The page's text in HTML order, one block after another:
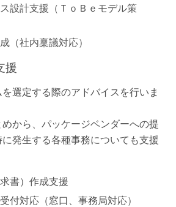
設計支援（ＴｏＢｅモデル策
（社内稟議対応）
援
選定する際のアドバイスを行いま
から、パッケージベンダーへの提
発生する各種事務についても支援
書）作成支援
付対応（窓口、事務局対応）